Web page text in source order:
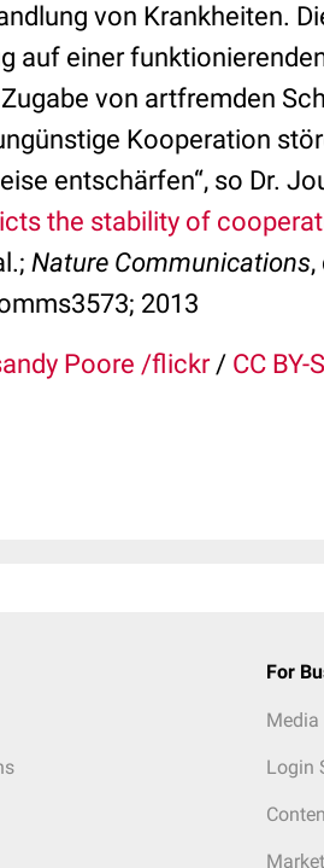
von Krankheiten.
auf einer
von artfremden
Kooperation
entschärfen“, so Dr.
the stability of
Nature Communications,
2013
Poore /flickr/ CC BY-
For
Media
Login